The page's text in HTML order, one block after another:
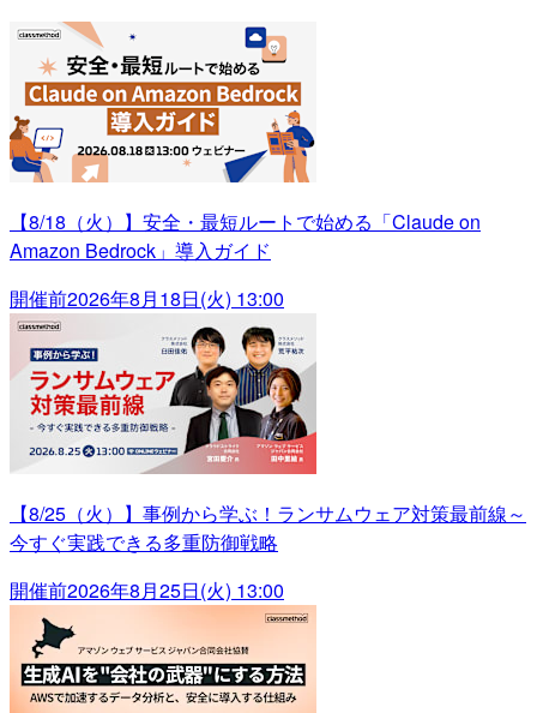
【8/18（火）】安全・最短ルートで始める「Claude on
Amazon Bedrock」導入ガイド
開催前2026年8月18日(火) 13:00
【8/25（火）】事例から学ぶ！ランサムウェア対策最前線～
今すぐ実践できる多重防御戦略
開催前2026年8月25日(火) 13:00